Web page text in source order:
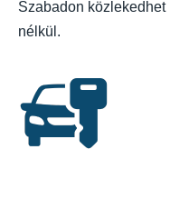
Szabadon
nélkül.